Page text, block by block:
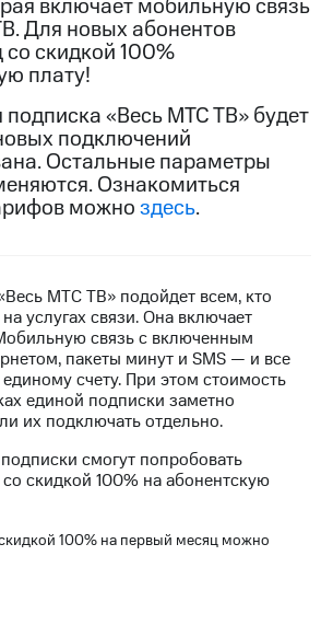
включает мобильную связь
Для новых абонентов
скидкой 100%
плату!
«Весь МТС ТВ» будет
подключений
Остальные параметры
Ознакомиться
можноздесь.
МТС ТВ» подойдет всем, кто
услугах связи. Она включает
связь с включенным
пакеты минут и SMS — и все
счету. При этом стоимость
единой подписки заметно
их подключать отдельно.
смогут попробовать
скидкой 100% на абонентскую
100% на первый месяц можно